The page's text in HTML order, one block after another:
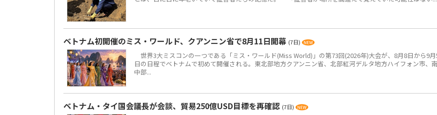
ベトナム初開催のミス・ワールド、クアンニン省で8月11日開幕 (7日)
世界3大ミスコンの一つである「ミス・ワールド(Miss World)」の第73回(2026年)大会が、8月8日から9
日の日程でベトナムで初めて開催される。東北部地方クアンニン省、北部紅河デルタ地方ハイフォン市、
中部...
ベトナム・タイ国会議長が会談、貿易250億USD目標を再確認 (7日)